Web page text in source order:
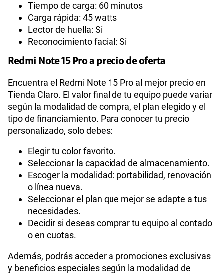
Tiempo de carga: 60 minutos
Carga rápida: 45 watts
Lector de huella: Si
Reconocimiento facial: Si
Redmi Note 15 Pro a precio de oferta
Encuentra el Redmi Note 15 Pro al mejor precio en
Tienda Claro. El valor final de tu equipo puede variar
según la modalidad de compra, el plan elegido y el
tipo de financiamiento. Para conocer tu precio
personalizado, solo debes:
Elegir tu color favorito.
Seleccionar la capacidad de almacenamiento.
Escoger la modalidad: portabilidad, renovación
o línea nueva.
Seleccionar el plan que mejor se adapte a tus
necesidades.
Decidir si deseas comprar tu equipo al contado
o en cuotas.
Además, podrás acceder a promociones exclusivas
y beneficios especiales según la modalidad de